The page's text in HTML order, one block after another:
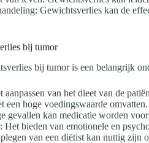
Gewichtsverlies kan de
bij tumor
bij tumor is een belangrijk
aanpassen van het dieet van de
een hoge voedingswaarde omvatten.
gevallen kan medicatie worden
Het bieden van emotionele en
van een diëtist kan nuttig zijn